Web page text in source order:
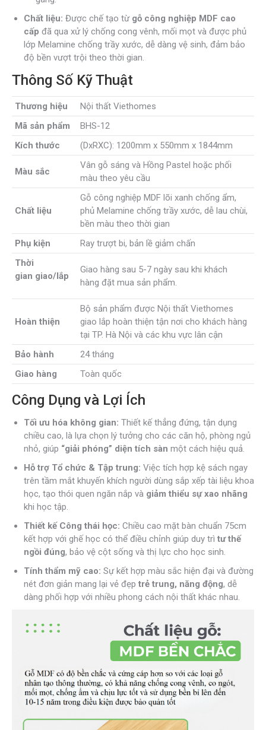
Chất liệu: Được chế tạo từ gỗ công nghiệp MDF cao
cấp đã qua xử lý chống cong vênh, mối mọt và được phủ
lớp Melamine chống trầy xước, dễ dàng vệ sinh, đảm bảo
độ bền vượt trội theo thời gian.
Thông Số Kỹ Thuật
Thương hiệu
Nội thất Viethomes
Mã sản phẩm
BHS-12
Kích thước
(DxRXC): 1200mm x 550mm x 1844mm
Màu sắc
Vân gỗ sáng và Hồng Pastel hoặc phối
màu theo yêu cầu
Chất liệu
Gỗ công nghiệp MDF lõi xanh chống ẩm,
phủ Melamine chống trầy xước, dễ lau chùi,
bền màu theo thời gian
Phụ kiện
Ray trượt bi, bản lề giảm chấn
Thời
gian giao/lắp
Giao hàng sau 5-7 ngày sau khi khách
hàng đặt mua sản phẩm.
Hoàn thiện
Bộ sản phẩm được Nội thất Viethomes
giao lắp hoàn thiện tận nơi cho khách hàng
tại TP. Hà Nội và các khu vực lân cận
Bảo hành
24 tháng
Giao hàng
Toàn quốc
Công Dụng và Lợi Ích
Tối ưu hóa không gian: Thiết kế thẳng đứng, tận dụng
chiều cao, là lựa chọn lý tưởng cho các căn hộ, phòng ngủ
nhỏ, giúp “giải phóng” diện tích sàn một cách hiệu quả.
Hỗ trợ Tổ chức & Tập trung: Việc tích hợp kệ sách ngay
trên tầm mắt khuyến khích người dùng sắp xếp tài liệu khoa
học, tạo thói quen ngăn nắp và giảm thiểu sự xao nhãng
khi học tập.
Thiết kế Công thái học: Chiều cao mặt bàn chuẩn 75cm
kết hợp với ghế học có thể điều chỉnh giúp duy trì tư thế
ngồi đúng, bảo vệ cột sống và thị lực cho học sinh.
Tính thẩm mỹ cao: Sự kết hợp màu sắc hiện đại và đường
nét đơn giản mang lại vẻ đẹp trẻ trung, năng động, dễ
dàng phối hợp với nhiều phong cách nội thất khác nhau.